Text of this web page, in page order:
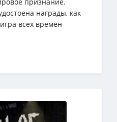
награды, как
всех времен